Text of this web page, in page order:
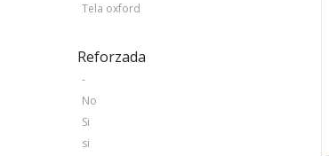
Tela oxford
Reforzada
-
No
Si
si